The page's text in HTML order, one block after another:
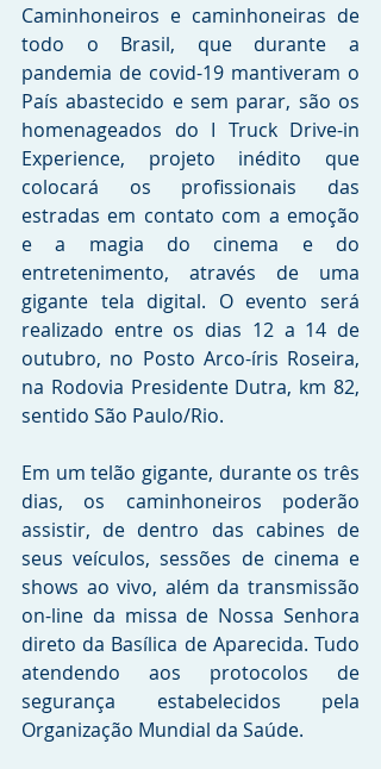
Caminhoneiros e caminhoneiras de
todo o Brasil, que durante a
pandemia de covid-19 mantiveram o
País abastecido e sem parar, são os
homenageados do I Truck Drive-in
Experience, projeto inédito que
colocará os profissionais das
estradas em contato com a emoção
e a magia do cinema e do
entretenimento, através de uma
gigante tela digital. O evento será
realizado entre os dias 12 a 14 de
outubro, no Posto Arco-íris Roseira,
na Rodovia Presidente Dutra, km 82,
sentido São Paulo/Rio.
Em um telão gigante, durante os três
dias, os caminhoneiros poderão
assistir, de dentro das cabines de
seus veículos, sessões de cinema e
shows ao vivo, além da transmissão
on-line da missa de Nossa Senhora
direto da Basílica de Aparecida. Tudo
atendendo aos protocolos de
segurança estabelecidos pela
Organização Mundial da Saúde.